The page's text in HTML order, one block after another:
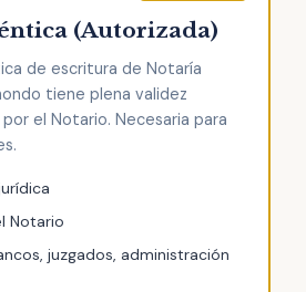
(Autorizada)
de escritura de Notaría
tiene plena validez
el Notario. Necesaria para
Notario
juzgados, administración